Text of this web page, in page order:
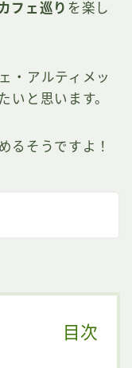
カフェ巡り を楽し
・アルティメッ
いと思います。
るそうですよ！
目次